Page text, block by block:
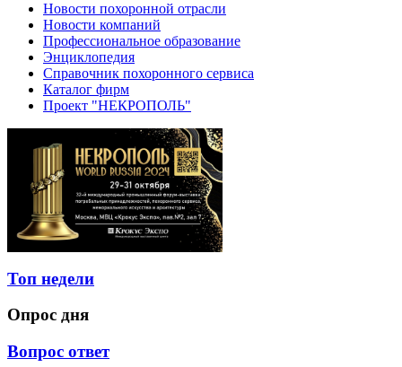
Новости похоронной отрасли
Новости компаний
Профессиональное образование
Энциклопедия
Справочник похоронного сервиса
Каталог фирм
Проект "НЕКРОПОЛЬ"
Топ недели
Опрос дня
Вопрос ответ